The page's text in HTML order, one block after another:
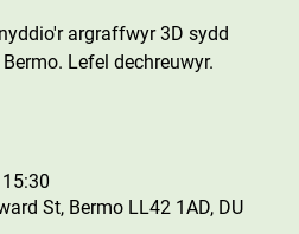
argraffwyr 3D sydd
Lefel dechreuwyr.
St, Bermo LL42 1AD, DU